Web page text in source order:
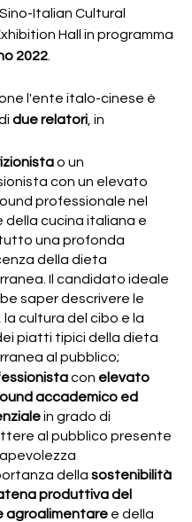
Italian Cultural
Hall in programma
2022
l'ente italo-cinese è
due relatori , in
o un
con un elevato
professionale nel
cucina italiana e
una profonda
della dieta
Il candidato ideale
saper descrivere le
cultura del cibo e la
piatti tipici della dieta
al pubblico;
con elevato
accademico ed
in grado di
al pubblico presente
della sostenibilità
produttiva del
agroalimentare e della